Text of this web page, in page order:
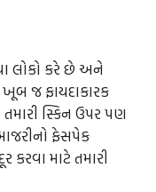
લોકો કરે છે અને
જ ફાયદાકારક
સ્કિન ઉપર પણ
ફેસપેક
માટે તમારી